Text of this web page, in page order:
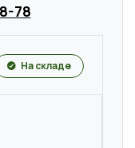
78
На складе